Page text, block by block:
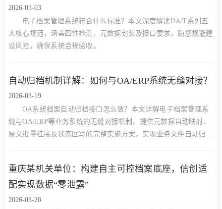
2026-03-03
电子档案管理系统符合什么标准？本文深度解读DA/T系列五
大核心规范，涵盖四性检测、元数据封装及接口要求，助您规避建
设风险，确保系统合规验收。
自动归档机制详解：如何与OA/ERP系统无缝对接？
2026-03-19
OA系统档案自动归档接口怎么做？本文详解电子档案管理系
统与OA/ERP等业务系统的无缝对接机制，提供元数据自动映射、
原文批量挂接及状态回写的完整实施方案，实现业务文件自动归
重庆某机关单位：构建自主可控档案底座，信创适
配实现数据“零泄露”
2026-03-20